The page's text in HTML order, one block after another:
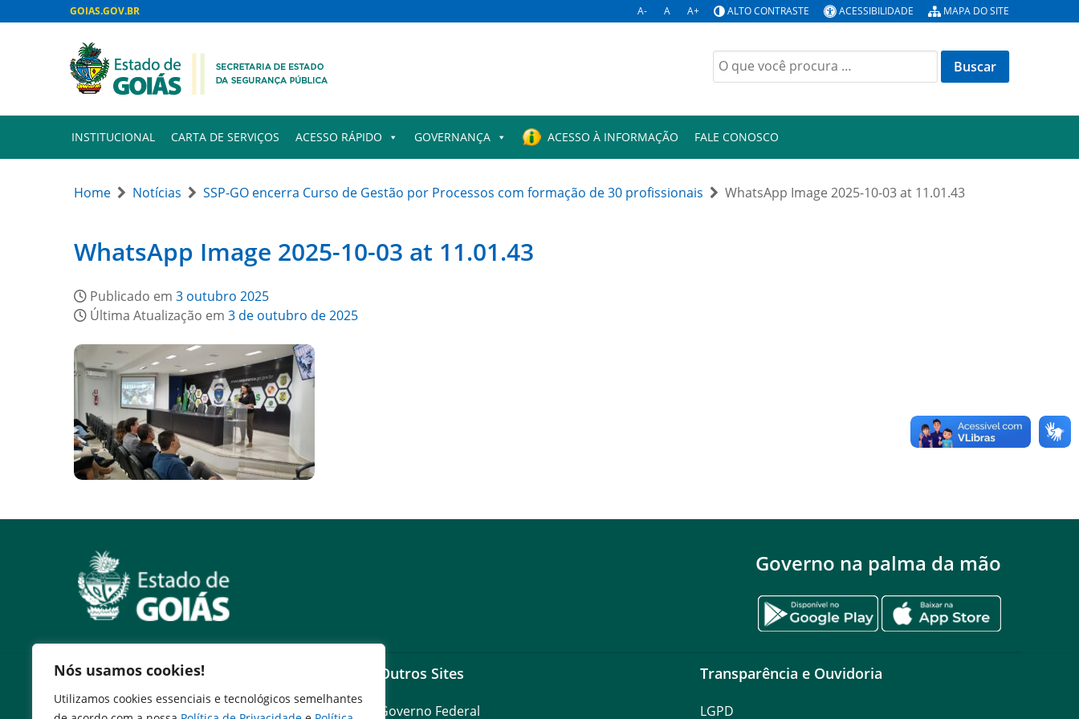
Nós usamos cookies!
Utilizamos cookies essenciais e tecnológicos semelhantes
GOIAS.GOV.BR A- A A+ ALTO CONTRASTE ACESSIBILIDADE MAPA DO SITE
Buscar
por:
INSTITUCIONAL CARTA DE SERVIÇOS ACESSO RÁPIDO GOVERNANÇA ACESSO À INFORMAÇÃO FALE CONOSCO
Home Notícias SSP-GO encerra Curso de Gestão por Processos com formação de 30 profissionais WhatsApp Image 2025-10-03 at 11.01.43
WhatsApp Image 2025-10-03 at 11.01.43
Publicado em 3 outubro 2025
Última Atualização em 3 de outubro de 2025
Governo na palma da mão
Serviços
Expresso Goiás
Outros Sites
Governo Federal
Transparência e Ouvidoria
LGPD